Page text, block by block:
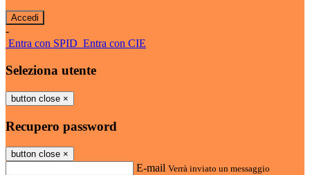
-
Entra con SPID Entra con CIE
Seleziona utente
button close ×
Recupero password
button close ×
E-mail Verrà inviato un messaggio